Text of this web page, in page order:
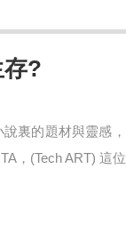
?
裏的題材與靈感
，(Tech ART) 這